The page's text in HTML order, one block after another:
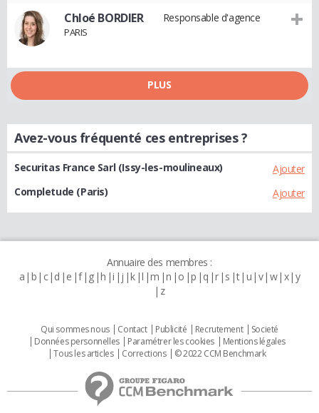
Chloé BORDIER
PARIS
Responsable d'agence
PLUS
Avez-vous fréquenté ces entreprises ?
Ajouter
Securitas France Sarl (Issy-les-moulineaux)
Ajouter
Completude (Paris)
Annuaire des membres :
a b c d e f g h i j k l m n o p q r s t u v w x y
z
Qui sommes nous Contact Publicité Recrutement
Societé
Données personnelles
Paramétrer les cookies
Mentions légales
Tous les articles
Corrections © 2022 CCM Benchmark